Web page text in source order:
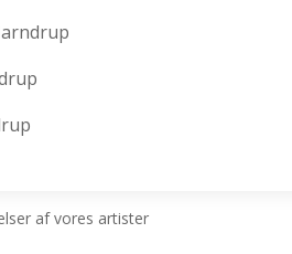
af vores artister